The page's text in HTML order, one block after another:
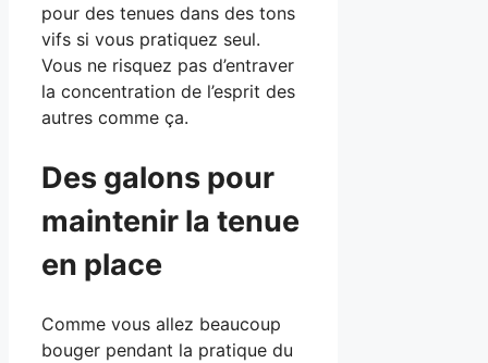
pour des tenues dans des tons
vifs si vous pratiquez seul.
Vous ne risquez pas d’entraver
la concentration de l’esprit des
autres comme ça.
Des galons pour
maintenir la tenue
en place
Comme vous allez beaucoup
bouger pendant la pratique du